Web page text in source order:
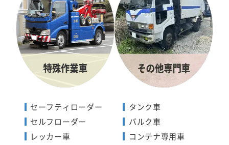
セーフティローダー
セルフローダー
レッカー車
タンク車
バルク車
コンテナ専用車